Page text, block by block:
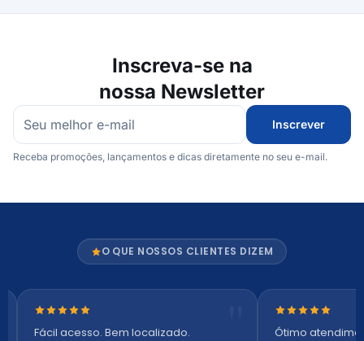
Inscreva-se na
nossa Newsletter
Inscrever
Receba promoções, lançamentos e dicas diretamente no seu e-mail.
O QUE NOSSOS CLIENTES DIZEM
Nota 5 de 5 estrelas
Fácil acesso. Bem localizado.
Nota 5 de 5
Ótimo